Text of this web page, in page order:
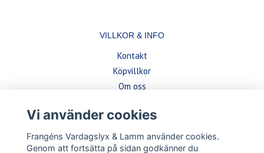
VILLKOR & INFO
Kontakt
Köpvillkor
Om oss
BETALSÄTT
Vi använder cookies
Frangéns Vardagslyx & Lamm använder cookies.
Genom att fortsätta på sidan godkänner du